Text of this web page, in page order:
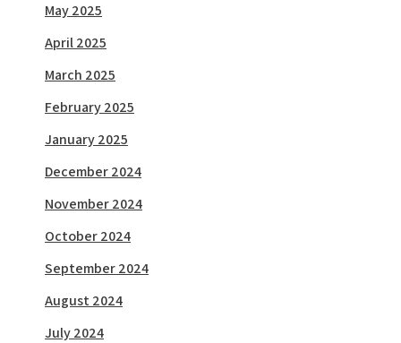
May 2025
April 2025
March 2025
February 2025
January 2025
December 2024
November 2024
October 2024
September 2024
August 2024
July 2024